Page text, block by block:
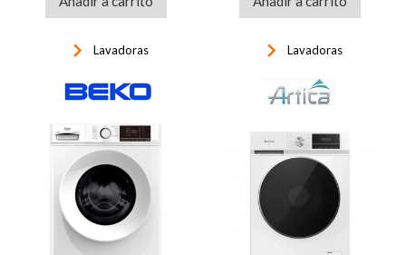
keyboard_arrow_right Lavadoras keyboard_arrow_right Lavadoras